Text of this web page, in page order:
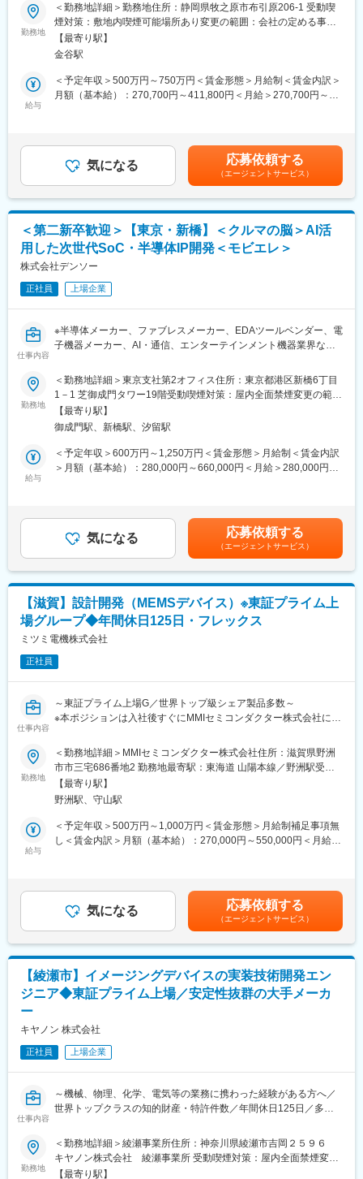
当社の研究開発部門では、世界トップクラスのイメージセンサー
技術を基盤に、AI・センシング・半導体技術を融合した次世代ソ
リューションの研究開発に携わることができます。
単なる要素技術の研究に留まらず、コンピュータビジョン、AI半
バル市場で活用される技術創出に挑戦できる環境があります。
センシングプラットフォーム「AITRIOS」など多彩な製品群を展
開し、研究開発から企画・設計・生産・販売に至る垂直統合体制
を誇ります。 社員の定着率は99％超、ソニーグループ共通＆SSS
独自の技術・キャリア研修など、成長を支える教育制度も充実し
ています 。
変更の範囲：会社の定める業務
■所属チームのミッション／概要：
◇ミッション／自動車の安全性・快適性・環境性能を高めるため
のセンサ製品構想・開発
◇業務／自動車用の各種センサの構想・開発・試作・評価・量産
設計など
■在宅制度：あり
◇主に3D CADを用いた、各種センサ（電流センサ、電子部品を
内蔵したモールド製品 等）の開発設計業務
（製品構想、顧客との仕様整合、製造方法を加味した構造設計、
■当ポジションの魅力：
◎製品構想、先行開発から量産設計、生産開始までモノづくりの
一連の業務を経験することができます。
大切に感じることができます。
・部員40名（平均年齢：42歳、平均有休取得：15日/年、育休取
得：100%※2024年度）
・年齢や経験に関係なく、誰もが自由にアイデアを出せる環境
で、前向きな議論が歓迎されます
・活気があり、みんなで日々職場環境の改善を行っています。
・業務外でのコミュニケーション(運動など)も活発で、新しい趣味
■教育体制：
豊富な福利厚生制度…食堂利用補助、独身寮・社宅、産休・育休
（実績多数、男性の実績もあり）、フィットネスクラブ、リフレ
ッシュ休暇、看護・介護休暇、定年退職前事前研修等、福利厚
生・職場環境整備を徹底しています。
■当社の魅力：
当社は世界中の完成車メーカーを顧客とするグローバルサプライ
ヤーです。主力製品のワイヤーハーネスは、クルマの神経や血管
のようなものであり、微細かつ繊細な部分に関する当社の技術や
デザインセンスについても海外から高い評価を集めています。ま
変更の範囲：会社の定める業務
勤務地
＜勤務地詳細＞勤務地住所：静岡県牧之原市布引原206-1 受動喫
煙対策：敷地内喫煙可能場所あり変更の範囲：会社の定める事業
所（リモートワーク含む）
【最寄り駅】
金谷駅
給与
＜予定年収＞500万円～750万円＜賃金形態＞月給制＜賃金内訳＞
月額（基本給）：270,700円～411,800円＜月給＞270,700円～
目安の金額であり、選考を通じて上下する可能性があります。月
給(月額)は固定手当を含めた表記です。
気になる 応募依頼する
（エージェントサービス）
＜第二新卒歓迎＞【東京・新橋】＜クルマの脳＞AI活
用した次世代SoC・半導体IP開発＜モビエレ＞
株式会社デンソー
正社員 上場企業
仕事内容
※半導体メーカー、ファブレスメーカー、EDAツールベンダー、電
子機器メーカー、AI・通信、エンターテインメント機器業界など
■業務概要：
AD(自動運転)・ADAS(運転支援)の安心安全をより高めるために必
要不可欠な、自社の次世代SoC開発および、搭載する自社IP開発
を一緒に進めて頂ける仲間を募集しています。
■業務詳細：以下のいずれかに従事いただきます
・車載向け大規模SoCハードウェア開発
-自社IPサブシステム開発（プロセッサ型IP、アクセラレータ機
構）
-IST(In System Test)開発
・大規模SoC検証マネジメント
-pre/postシリコン検証戦略および計画立案、検証マネジメント
-ダッシュボード（進捗可視化技術）、品質マネジメント
FPGA）
・開発プロセス・マネジメント
-開発プロセスにおける開発・品質レビュー対応
-SoC/IP設計開発環境の構築と運営（リファレンスデザインフロ
-開発ドキュメント管理、契約・ライセンス管理
■職場紹介
10年、20年先を見据えた要素技術の開発と組織づくりにも取り組
キスパートで、互いを尊重しメンバー全員が楽しく成長できる職
場であることを意識し、社内外が憧れる開発現場を目指していま
総合家電メーカーや半導体業界からの入社者が多く在籍していま
す。互いに学び合い、また入社後に自動車業界の知見を多く取り
入れることでそれぞれが成長し活躍しています。
ワークライフバランスを重視しテレワークと出社を組み合わせた
柔軟な働き方を、また先端技術を活用した高い設計効率の実現に
もこだわっています。メンバー全員が楽しく成長できる職場であ
ることを意識しています。
◎在宅勤務：週2、３回程度（状況に合わせて調整しています）
変更の範囲：会社の定める業務
勤務地
＜勤務地詳細＞東京支社第2オフィス住所：東京都港区新橋6丁目
1－1 芝御成門タワー19階受動喫煙対策：屋内全面禁煙変更の範
囲：会社の定める事業所（リモートワーク含む）
【最寄り駅】
御成門駅、新橋駅、汐留駅
給与
＜予定年収＞600万円～1,250万円＜賃金形態＞月給制＜賃金内訳
＞月額（基本給）：280,000円～660,000円＜月給＞280,000円～
（残業代含まず）35歳（大卒入社13年目）850万円（残業代含ま
ず）40歳（大卒入社18年目）1320万円※管理職の場合賃金はあく
までも目安の金額であり、選考を通じて上下する可能性がありま
す。月給(月額)は固定手当を含めた表記です。
気になる 応募依頼する
（エージェントサービス）
【滋賀】設計開発（MEMSデバイス）※東証プライム上
場グループ◆年間休日125日・フレックス
ミツミ電機株式会社
正社員
仕事内容
～東証プライム上場G／世界トップ級シェア製品多数～
※本ポジションは入社後すぐにMMIセミコンダクター株式会社に在
◆職務概要
「MEMS開発（MEMSエンジニアもしくはICエンジニア）」とし
て製品設計開発・MEMSデバイスの設計に携わっていただきま
す。
◆やりがい
当社で開発生産するMEMSは、我々が生活する中で、携帯電話を
スされ、世の中で使われはじめており、そこにやりがいを感じる
ことができます。
製造しており、自社ブランドの半導体開発から設計、製造まで一
気通貫で行う事業とお客様の半導体を受託生産する事業（ファウ
ンドリ）を行っています。
型化を追求しています。
御IC）
（3）センサ（MEMSセンサ、温度／電流センサ、AFE/ADC）
（4）IGBT & FRD（EV（自動車）、産機市場向けIGBT）
導体事業の一部を譲受するなどして、当社の強味をさらに強化
し、市場での立ち位置をより明確なものにしております。国内拠
点は、厚木、千歳、滋賀（MMIセミコンダクター社）の他、開発
勤務地
＜勤務地詳細＞MMIセミコンダクター株式会社住所：滋賀県野洲
市市三宅686番地2 勤務地最寄駅：東海道 山陽本線／野洲駅受動
喫煙対策：敷地内全面禁煙変更の範囲：会社の定める事業所
【最寄り駅】
野洲駅、守山駅
給与
＜予定年収＞500万円～1,000万円＜賃金形態＞月給制補足事項無
し＜賃金内訳＞月額（基本給）：270,000円～550,000円＜月給＞
あり、選考を通じて上下する可能性があります。月給(月額)は固定
手当を含めた表記です。
気になる 応募依頼する
（エージェントサービス）
【綾瀬市】イメージングデバイスの実装技術開発エン
ジニア◆東証プライム上場／安定性抜群の大手メーカ
ー
キヤノン 株式会社
正社員 上場企業
仕事内容
～機械、物理、化学、電気等の業務に携わった経験がある方へ／
世界トップクラスの知的財産・特許件数／年間休日125日／多事
■業務内容：
CMOSイメージセンサ、SPADセンサ、ディスプレイデバイスを始
勤務地
＜勤務地詳細＞綾瀬事業所住所：神奈川県綾瀬市吉岡２５９６
キヤノン株式会社 綾瀬事業所 受動喫煙対策：屋内全面禁煙変更
の範囲：会社の定める事業所（リモートワーク含む）
【最寄り駅】